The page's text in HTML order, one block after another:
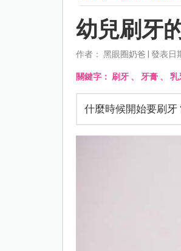
幼兒刷牙
作者： 黑眼圈奶爸 | 發表日
關鍵字： 刷牙、 牙膏、 乳
什麼時候開始要刷牙